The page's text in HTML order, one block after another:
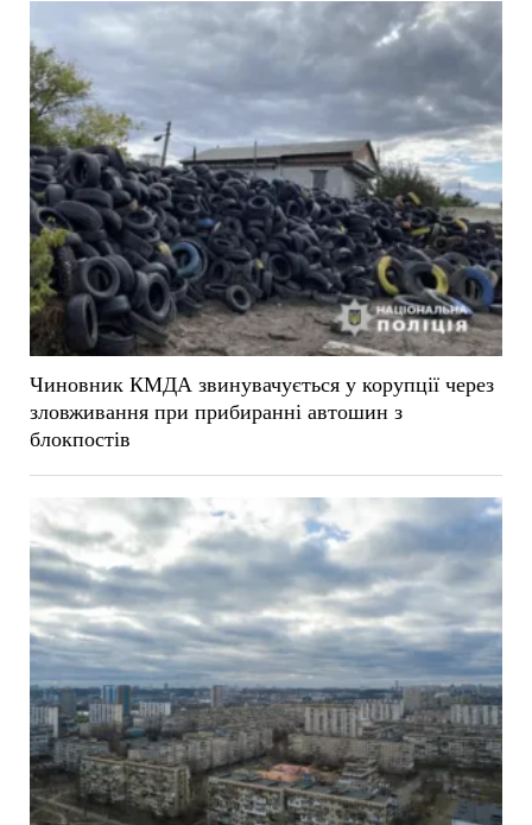
Чиновник КМДА звинувачується у корупції через
зловживання при прибиранні автошин з
блокпостів